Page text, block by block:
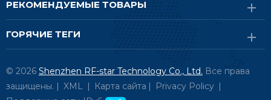
РЕКОМЕНДУЕМЫЕ ТОВАРЫ
ГОРЯЧИЕ ТЕГИ
© 2026 Shenzhen RF-star Technology Co., Ltd. Все права
защищены. | XML | Карта сайта | Privacy Policy |